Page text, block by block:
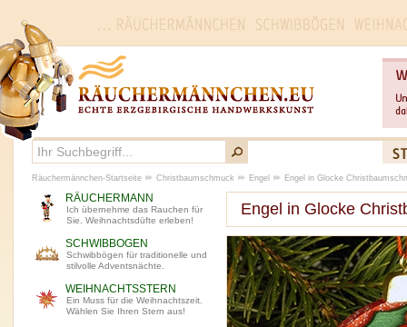
Engel in Glocke
RÄUCHERMANN
Ich übernehme das Rauchen für
Sie. Weihnachtsdüfte erleben!
SCHWIBBOGEN
Schwibbögen für traditionelle und
stilvolle Adventsnächte.
WEIHNACHTSSTERN
Ein Muss für die Weihnachtszeit.
Wählen Sie Ihren Stern aus!
Räuchermännchen-Startseite Christbaumschmuck Engel Engel in Glocke